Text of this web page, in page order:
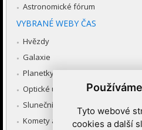
Tyto webové
cookies a další
Astronomické fórum
VYBRANÉ WEBY ČAS
Hvězdy
Galaxie
Planetky
Optické úkazy v atmosféře
Sluneční soustava
Komety a meteory